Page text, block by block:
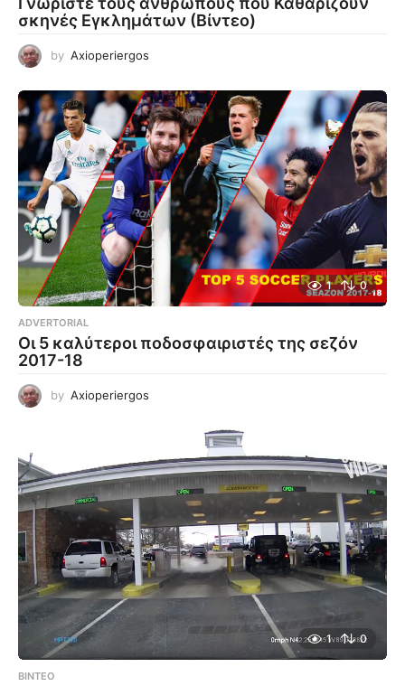
σκηνές Εγκλημάτων (Βίντεο)
by Axioperiergos
1 0
ADVERTORIAL
Οι 5 καλύτεροι ποδοσφαιριστές της σεζόν
2017-18
by Axioperiergos
1 0
ΒΊΝΤΕΟ